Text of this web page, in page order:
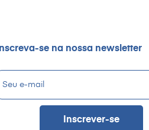
Inscreva-se na nossa newsletter